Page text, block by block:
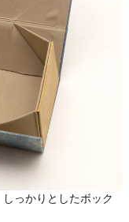
っかりとしたボック